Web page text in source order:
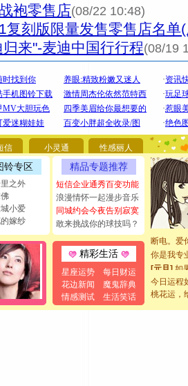
袍零售店(08/22 10:48)
复刻版限量发售零售店名单
归来"-麦迪中国行行程(08/19
信 小灵通 性感丽人
铃专区
之外
小爱
嫁纱
精品专题推荐
短信企业通秀百变功能
浪漫情怀一起漫步音乐
同城约会今夜告别寂寞
敢来挑战你的球技吗？
精彩生活
星座运势
每日财运
花边新闻
魔鬼辞典
情感测试
生活笑话
[圣诞节]
你太多
要平安！
[圣诞节]
能正大光
都要快乐
[圣诞节]
如意,快
[元旦]看
断电。爱
你是我专
[元旦]
如
起；二
离。水晶
今日运程
桃花运，